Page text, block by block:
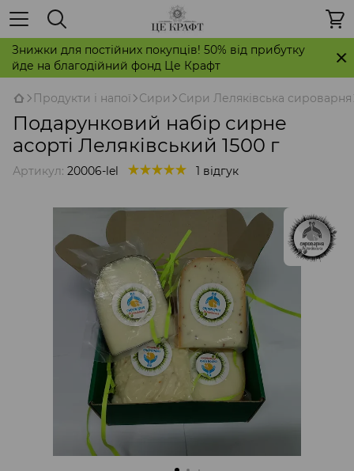
Знижки для постійних покупців! 50% від прибутку
йде на благодійний фонд Це Крафт
Продукти і напої Сири Сири Леляківська сироварня
Подарунковий набір сирне
асорті Леляківський 1500 г
Артикул: 20006-lel 1 відгук